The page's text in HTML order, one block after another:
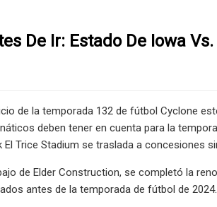
De Ir: Estado De Iowa Vs.
de la temporada 132 de fútbol Cyclone
deben tener en cuenta para la
El Trice Stadium se traslada a concesiones
de Elder Construction, se completó la
antes de la temporada de fútbol de 2024.